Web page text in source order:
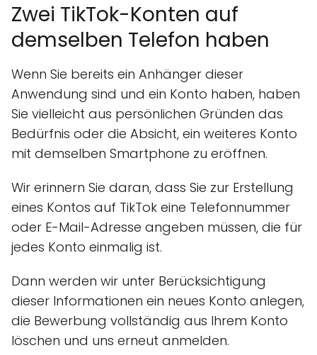
Zwei TikTok-Konten auf
demselben Telefon haben
Wenn Sie bereits ein Anhänger dieser
Anwendung sind und ein Konto haben, haben
Sie vielleicht aus persönlichen Gründen das
Bedürfnis oder die Absicht, ein weiteres Konto
mit demselben Smartphone zu eröffnen.
Wir erinnern Sie daran, dass Sie zur Erstellung
eines Kontos auf TikTok eine Telefonnummer
oder E-Mail-Adresse angeben müssen, die für
jedes Konto einmalig ist.
Dann werden wir unter Berücksichtigung
dieser Informationen ein neues Konto anlegen,
die Bewerbung vollständig aus Ihrem Konto
löschen und uns erneut anmelden.